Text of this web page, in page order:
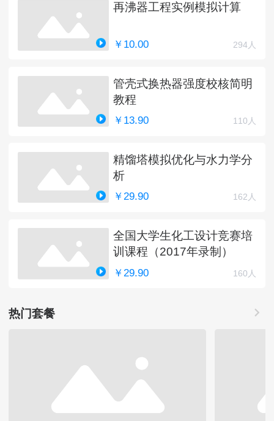
再沸器工程实例模拟计算
￥10.00 294人
管壳式换热器强度校核简明
教程
￥13.90 110人
精馏塔模拟优化与水力学分
析
￥29.90 162人
全国大学生化工设计竞赛培
训课程（2017年录制）
￥29.90 160人
热门套餐